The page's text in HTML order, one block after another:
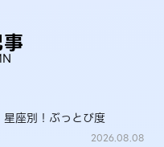
星座別！ぶっとび度
2026.08.08